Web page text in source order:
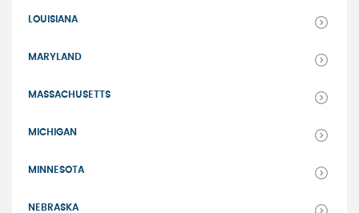
LOUISIANA
MARYLAND
MASSACHUSETTS
MICHIGAN
MINNESOTA
NEBRASKA